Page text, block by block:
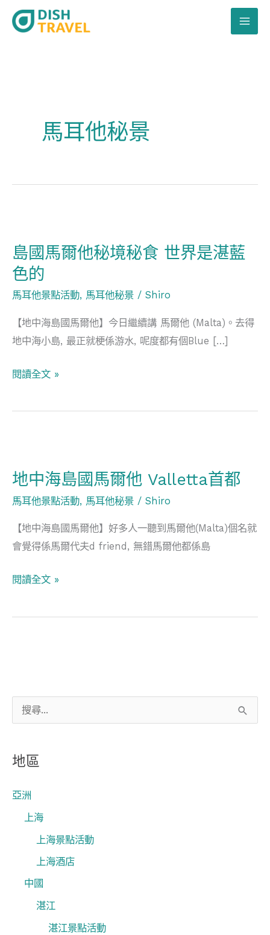
關
字
地區
亞洲
上海
上海景點活動
上海酒店
中國
湛江
湛江景點活動
馬耳他秘景
島國馬爾他秘境秘食 世界是湛藍
色的
馬耳他景點活動, 馬耳他秘景 / Shiro
【地中海島國馬爾他】今日繼續講 馬爾他 (Malta)。去得
地中海小島, 最正就梗係游水, 呢度都有個Blue […]
馬
爾
他
境
秘
世
色
的
閱讀全文 »
地中海島國馬爾他 Valletta首都
馬耳他景點活動, 馬耳他秘景 / Shiro
【地中海島國馬爾他】好多人一聽到馬爾他(Malta)個名就
會覺得係馬爾代夫d friend, 無錯馬爾他都係島
海
島
馬
爾
閱讀全文 »